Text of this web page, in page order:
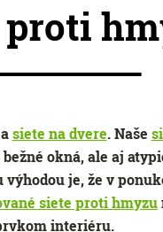
siete na dvere. Naše
okná, ale aj
je, že v
siete proti hmyzu
interiéru.